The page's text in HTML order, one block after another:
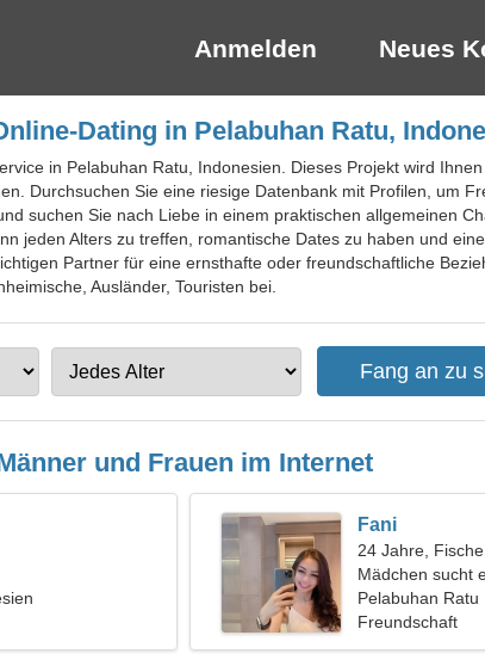
Anmelden Neues
Dating in Pelabuhan Ratu,
in Pelabuhan Ratu, Indonesien. Dieses Projekt wird
Durchsuchen Sie eine riesige Datenbank mit Profilen, um
suchen Sie nach Liebe in einem praktischen allgemeinen
jeden Alters zu treffen, romantische Dates zu haben und
Partner für eine ernsthafte oder freundschaftliche
Ausländer, Touristen bei.
und Frauen im Internet
Fani
24 Jahre, Fische
Mädchen sucht
Pelabuhan Ratu
Freundschaft